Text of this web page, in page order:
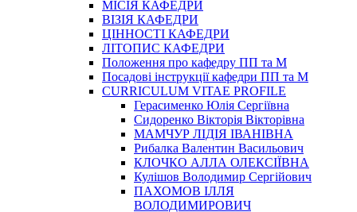
МІСІЯ КАФЕДРИ
ВІЗІЯ КАФЕДРИ
ЦІННОСТІ КАФЕДРИ
ЛІТОПИС КАФЕДРИ
Положення про кафедру ПП та М
Посадові інструкції кафедри ПП та М
CURRICULUM VITAE PROFILE
Герасименко Юлія Сергіївна
Сидоренко Вікторія Вікторівна
МАМЧУР ЛІДІЯ ІВАНІВНА
Рибалка Валентин Васильович
КЛОЧКО АЛЛА ОЛЕКСІЇВНА
Кулішов Володимир Сергійович
ПАХОМОВ ІЛЛЯ
ВОЛОДИМИРОВИЧ